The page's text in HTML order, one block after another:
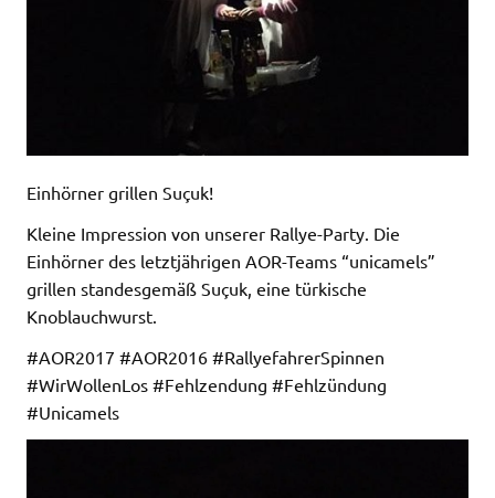
Einhörner grillen Suçuk!
Kleine Impression von unserer Rallye-Party. Die
Einhörner des letztjährigen AOR-Teams “unicamels”
grillen standesgemäß Suçuk, eine türkische
Knoblauchwurst.
#AOR2017 #AOR2016 #RallyefahrerSpinnen
#WirWollenLos #Fehlzendung #Fehlzündung
#Unicamels